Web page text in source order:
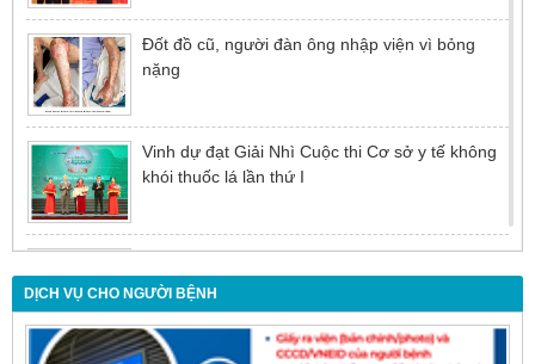
Đốt đồ cũ, người đàn ông nhập viện vì bỏng
nặng
Vinh dự đạt Giải Nhì Cuộc thi Cơ sở y tế không
khói thuốc lá lần thứ I
chậm trễ
DỊCH VỤ CHO NGƯỜI BỆNH